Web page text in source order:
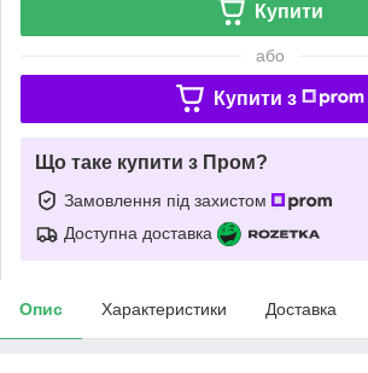
Купити
або
Купити з
Що таке купити з Пром?
Замовлення під захистом
Доступна доставка
Опис Характеристики Доставка